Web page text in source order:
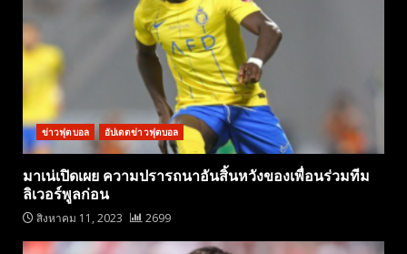
ข่าวฟุตบอล อัปเดตข่าวฟุตบอล
มาเน่เปิดเผย ความปรารถนาอันสิ้นหวังของเพื่อนร่วมทีม
ลิเวอร์พูลก่อน
สิงหาคม 11, 2023 2699